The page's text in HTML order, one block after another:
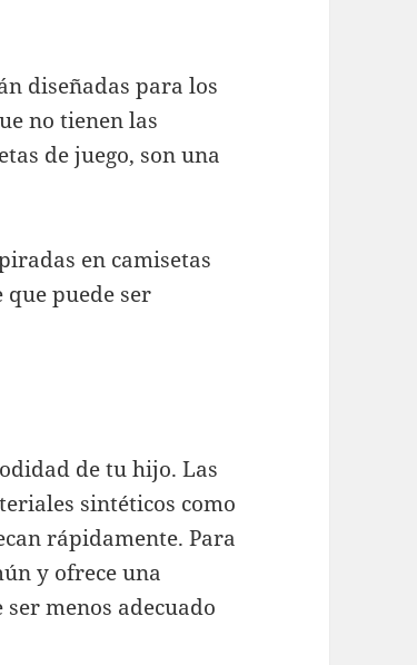
diseñadas para los
no tienen las
de juego, son una
en camisetas
puede ser
de tu hijo. Las
sintéticos como
rápidamente. Para
y ofrece una
menos adecuado